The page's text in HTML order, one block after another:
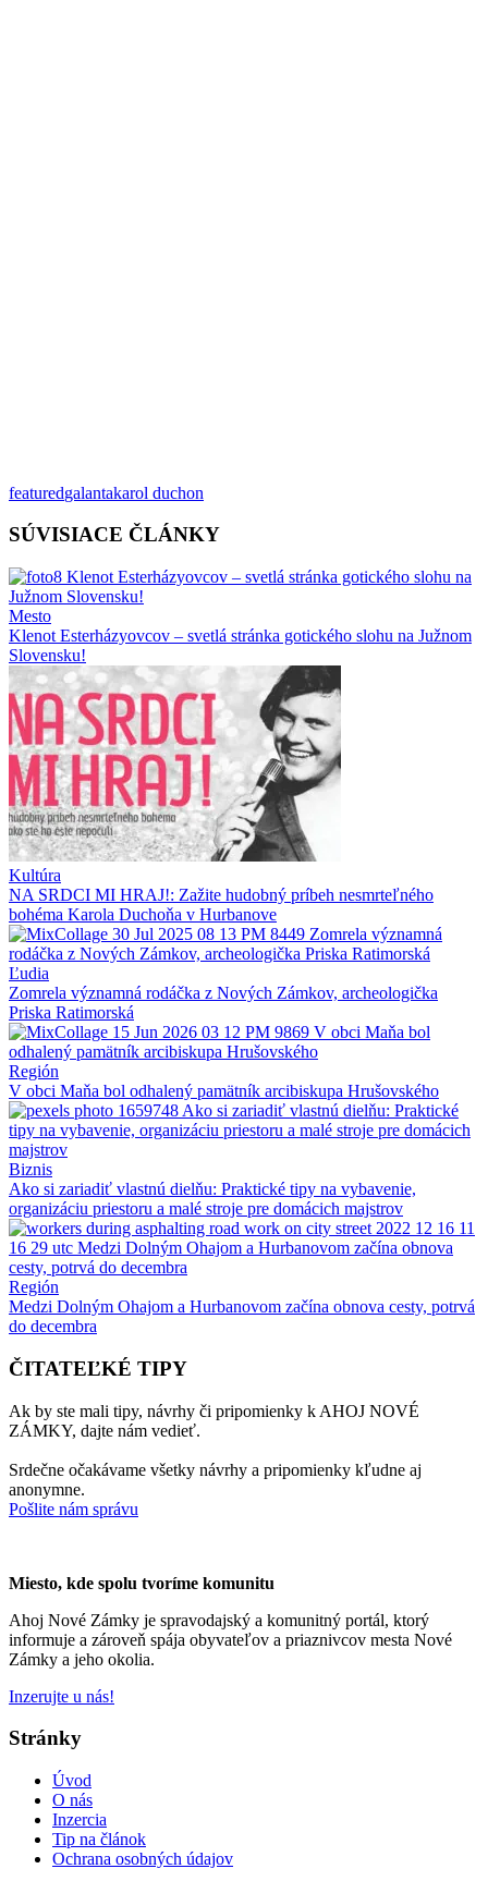
featuredgalantakarol duchon
SÚVISIACE ČLÁNKY
Mesto
Klenot Esterházyovcov – svetlá stránka gotického slohu na Južnom
Slovensku!
Kultúra
NA SRDCI MI HRAJ!: Zažite hudobný príbeh nesmrteľného
bohéma Karola Duchoňa v Hurbanove
Ľudia
Zomrela významná rodáčka z Nových Zámkov, archeologička
Priska Ratimorská
Región
V obci Maňa bol odhalený pamätník arcibiskupa Hrušovského
Biznis
Ako si zariadiť vlastnú dielňu: Praktické tipy na vybavenie,
organizáciu priestoru a malé stroje pre domácich majstrov
Región
Medzi Dolným Ohajom a Hurbanovom začína obnova cesty, potrvá
do decembra
ČITATEĽKÉ TIPY
Ak by ste mali tipy, návrhy či pripomienky k AHOJ NOVÉ
ZÁMKY, dajte nám vedieť.
Srdečne očakávame všetky návrhy a pripomienky kľudne aj
anonymne.
Pošlite nám správu
Miesto, kde spolu tvoríme komunitu
Ahoj Nové Zámky je spravodajský a komunitný portál, ktorý
informuje a zároveň spája obyvateľov a priaznivcov mesta Nové
Zámky a jeho okolia.
Inzerujte u nás!
Stránky
Úvod
O nás
Inzercia
Tip na článok
Ochrana osobných údajov